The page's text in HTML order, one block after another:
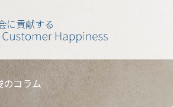
に貢献する
のコラム